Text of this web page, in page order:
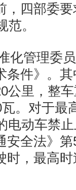
，四部委
。
化管理委
条件》。
公里，整
。对于最
电动车禁
安全法》
时，最高